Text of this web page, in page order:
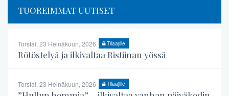
TUOREIMMAT UUTISET
Torstai, 23 Heinäkuun, 2026 Tilaajille
Rötöstelyä ja ilkivaltaa Ristiinan yössä
Torstai, 23 Heinäkuun, 2026 Tilaajille